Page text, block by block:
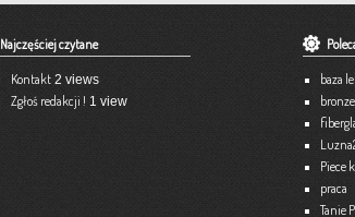
Najczęściej czytane
Kontakt 2 views
Zgłoś redakcji ! 1 view
baza
Piece
praca
Tanie